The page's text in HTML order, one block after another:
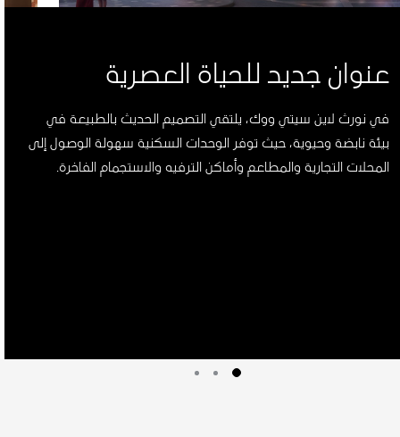
عنوان جديد للحياة العصرية
في نورث لاين سيتي ووك، يلتقي التصميم الحديث بالطبيعة في
بيئة نابضة وحيوية، حيث توفر الوحدات السكنية سهولة الوصول إلى
المحلات التجارية والمطاعم وأماكن الترفيه والاستجمام الفاخرة.